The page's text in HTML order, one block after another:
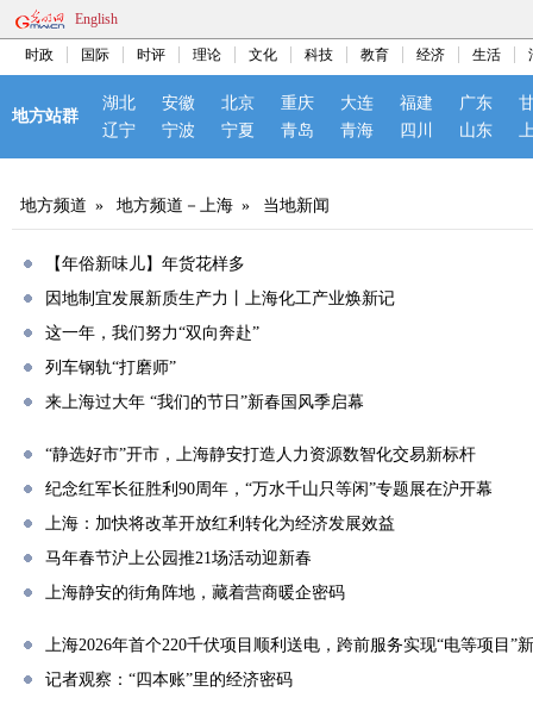
English
时政 国际 时评 理论 文化 科技 教育 经济 生活
地方站群
湖北 安徽 北京 重庆 大连 福建 广东
辽宁
宁波 宁夏 青岛 青海 四川 山东
地方频道 » 地方频道－上海 » 当地新闻
【年俗新味儿】年货花样多
因地制宜发展新质生产力丨上海化工产业焕新记
这一年，我们努力“双向奔赴”
列车钢轨“打磨师”
来上海过大年 “我们的节日”新春国风季启幕
“静选好市”开市，上海静安打造人力资源数智化交易新标杆
纪念红军长征胜利90周年，“万水千山只等闲”专题展在沪开幕
上海：加快将改革开放红利转化为经济发展效益
马年春节沪上公园推21场活动迎新春
上海静安的街角阵地，藏着营商暖企密码
上海2026年首个220千伏项目顺利送电，跨前服务实现“电等项目”
记者观察：“四本账”里的经济密码